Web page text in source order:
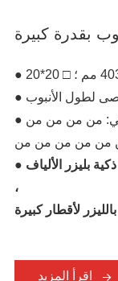
● الحد الأقصى لحجم التحميل المغذي التلقائي: من من من من
من من من من من
● آلة قطع أنابيب معدنية ذكية بليزر الألياف P3080A (P3580A)
،